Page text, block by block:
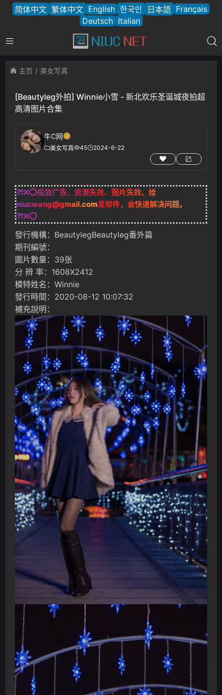
简体中文 繁体中文 English 한국인 日本語 Français
Deutsch Italian
主页 美女写真
[Beautyleg外拍] Winnie小雪 - 新北欢乐圣诞城夜拍超
高清图片合集
牛C网
美女写真 45 2024-6-22
❓❗❌⭕投放广告、资源失效、图片失效、给
niucwang@gmail.com发邮件，会快速解决问题。
❓❗❌⭕
發行機構：BeautylegBeautyleg番外篇
期刊編號：
圖片數量：39张
分 辨 率：1608X2412
模特姓名：Winnie
發行時間：2020-08-12 10:07:32
補充說明：